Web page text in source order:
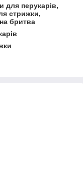
для перукарів,
стрижки,
бритва